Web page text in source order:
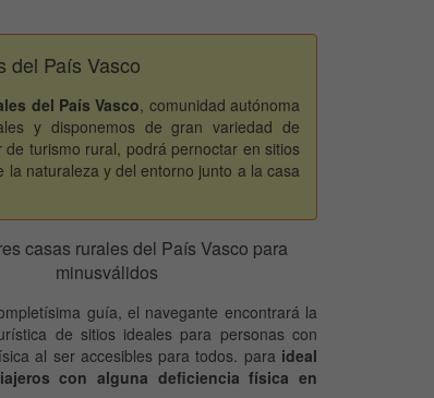
del País Vasco
del País Vasco, comunidad autónoma
y disponemos de gran variedad de
turismo rural, podrá pernoctar en sitios
naturaleza y del entorno junto a la casa
casas rurales del País Vasco para
minusválidos
guía, el navegante encontrará la
de sitios ideales para personas con
al ser accesibles para todos. para ideal
con alguna deficiencia física en